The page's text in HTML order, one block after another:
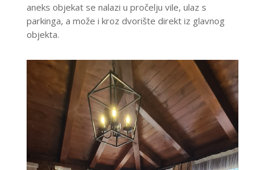
aneks objekat se nalazi u pročelju vile, ulaz s
parkinga, a može i kroz dvorište direkt iz glavnog
objekta.